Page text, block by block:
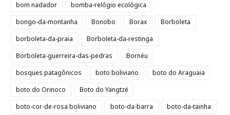
bom nadador
bomba-relógio ecológica
bongo-da-montanha
Bonobo Borax
Borboleta
borboleta-da-praia
Borboleta-da-restinga
Borboleta-guerreira-das-pedras
Bornéu
bosques patagônicos
boto boliviano
boto do Araguaia
boto do Orinoco
Boto do Yangtzé
boto-cor-de-rosa boliviano
boto-da-barra
boto-da-tainha